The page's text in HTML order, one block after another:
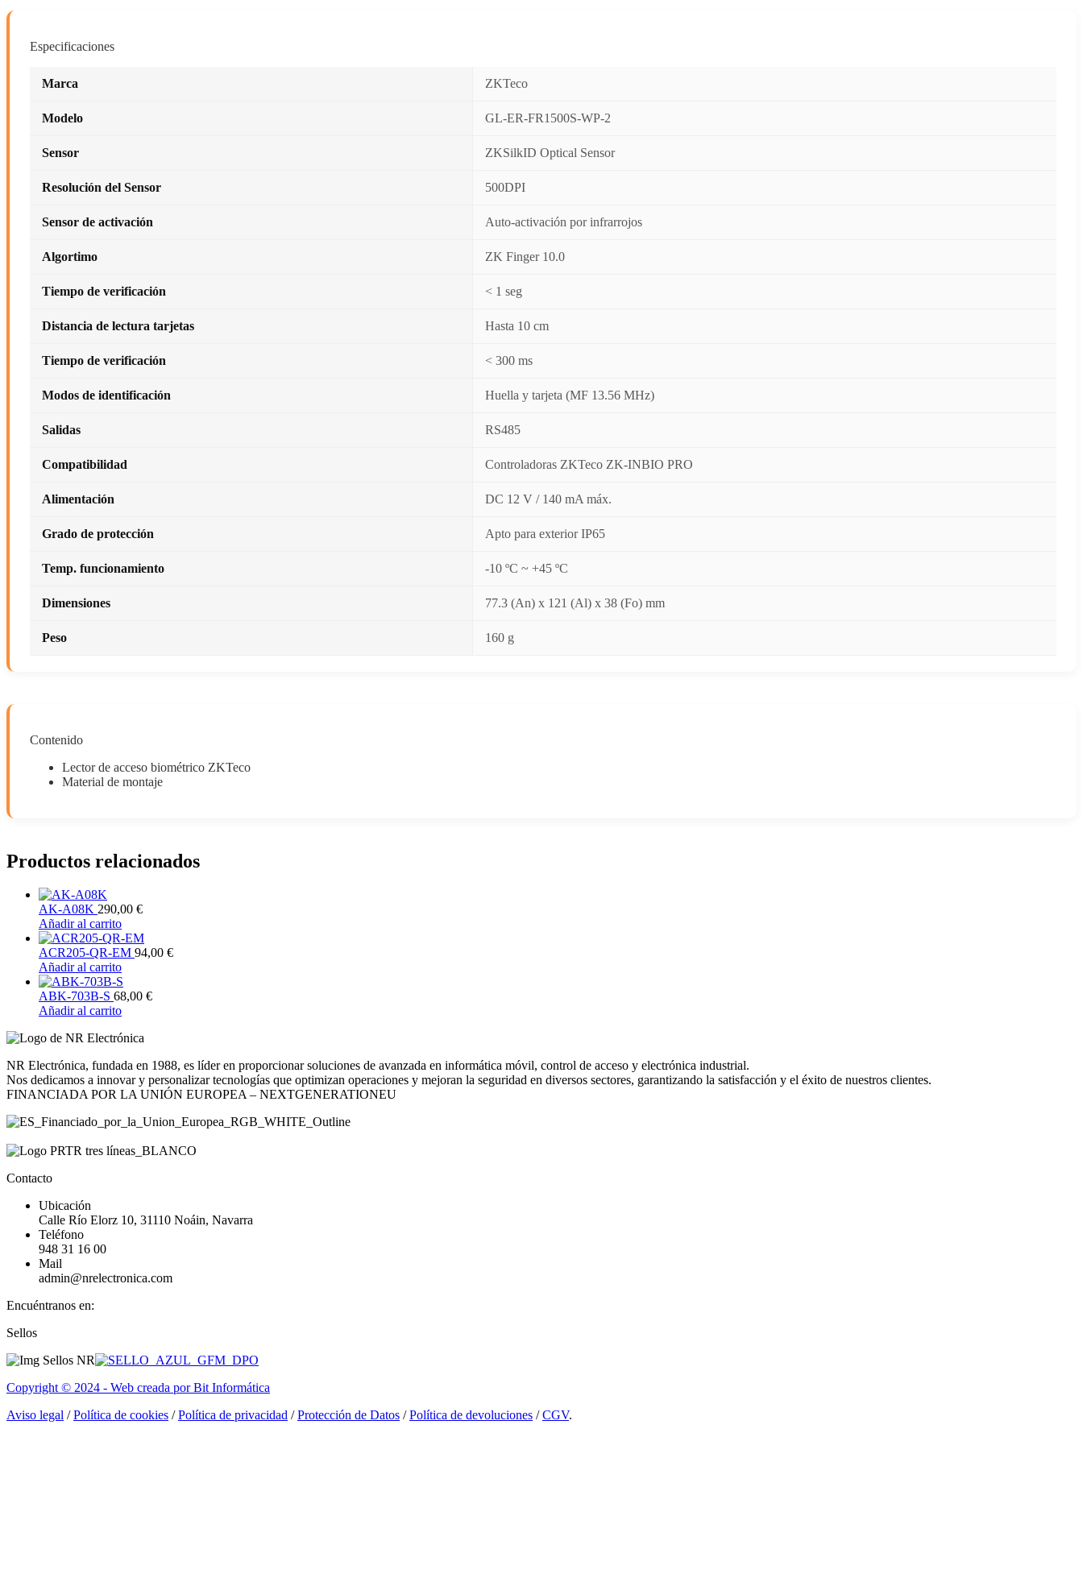
Especificaciones
Marca ZKTeco
Modelo GL-ER-FR1500S-WP-2
Sensor ZKSilkID Optical Sensor
Resolución del Sensor 500DPI
Sensor de activación Auto-activación por infrarrojos
Algortimo ZK Finger 10.0
Tiempo de verificación < 1 seg
Distancia de lectura tarjetas Hasta 10 cm
Tiempo de verificación < 300 ms
Modos de identificación Huella y tarjeta (MF 13.56 MHz)
Salidas RS485
Compatibilidad Controladoras ZKTeco ZK-INBIO PRO
Alimentación DC 12 V / 140 mA máx.
Grado de protección Apto para exterior IP65
Temp. funcionamiento -10 ºC ~ +45 ºC
Dimensiones 77.3 (An) x 121 (Al) x 38 (Fo) mm
Peso 160 g
Contenido
Lector de acceso biométrico ZKTeco
Material de montaje
Productos relacionados
AK-A08K 290,00 €
Añadir al carrito
ACR205-QR-EM 94,00 €
Añadir al carrito
ABK-703B-S 68,00 €
Añadir al carrito
NR Electrónica, fundada en 1988, es líder en proporcionar soluciones de avanzada en informática móvil, control de acceso y electrónica industrial.
Nos dedicamos a innovar y personalizar tecnologías que optimizan operaciones y mejoran la seguridad en diversos sectores, garantizando la satisfacción y el éxito de nuestros clientes.
FINANCIADA POR LA UNIÓN EUROPEA – NEXTGENERATIONEU
Contacto
Ubicación
Calle Río Elorz 10, 31110 Noáin, Navarra
Teléfono
948 31 16 00
Mail
admin@nrelectronica.com
Encuéntranos en:
Facebook
opens
new
Linkedin
opens
new
Instagram
opens
new
Sellos
Copyright © 2024 - Web creada por Bit Informática
Aviso legal /Política de cookies /Política de privacidad /Protección de Datos /Política de devoluciones /CGV.